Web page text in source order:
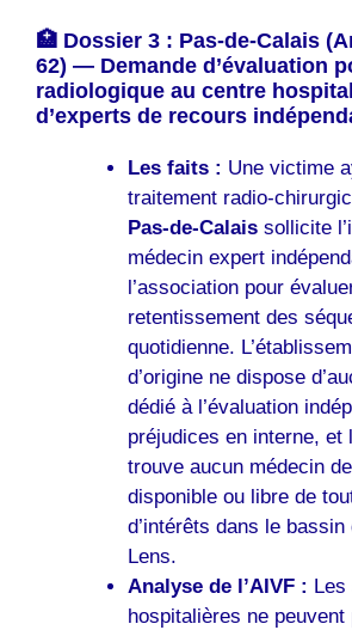
🏥 Dossier 3 : Pas-de-Calais
62) — Demande d’évaluation
radiologique au centre
d’experts de recours
Les faits : Une victime
traitement radio-
Pas-de-Calaissollicite
médecin expert
l’association pour
retentissement des
quotidienne.
d’origine ne dispose
dédié à l’évaluation
préjudices en interne, et
trouve aucun médecin
disponible ou libre de
d’intérêts dans le bassin
Lens.
Analyse de l’AIVF :
hospitalières ne